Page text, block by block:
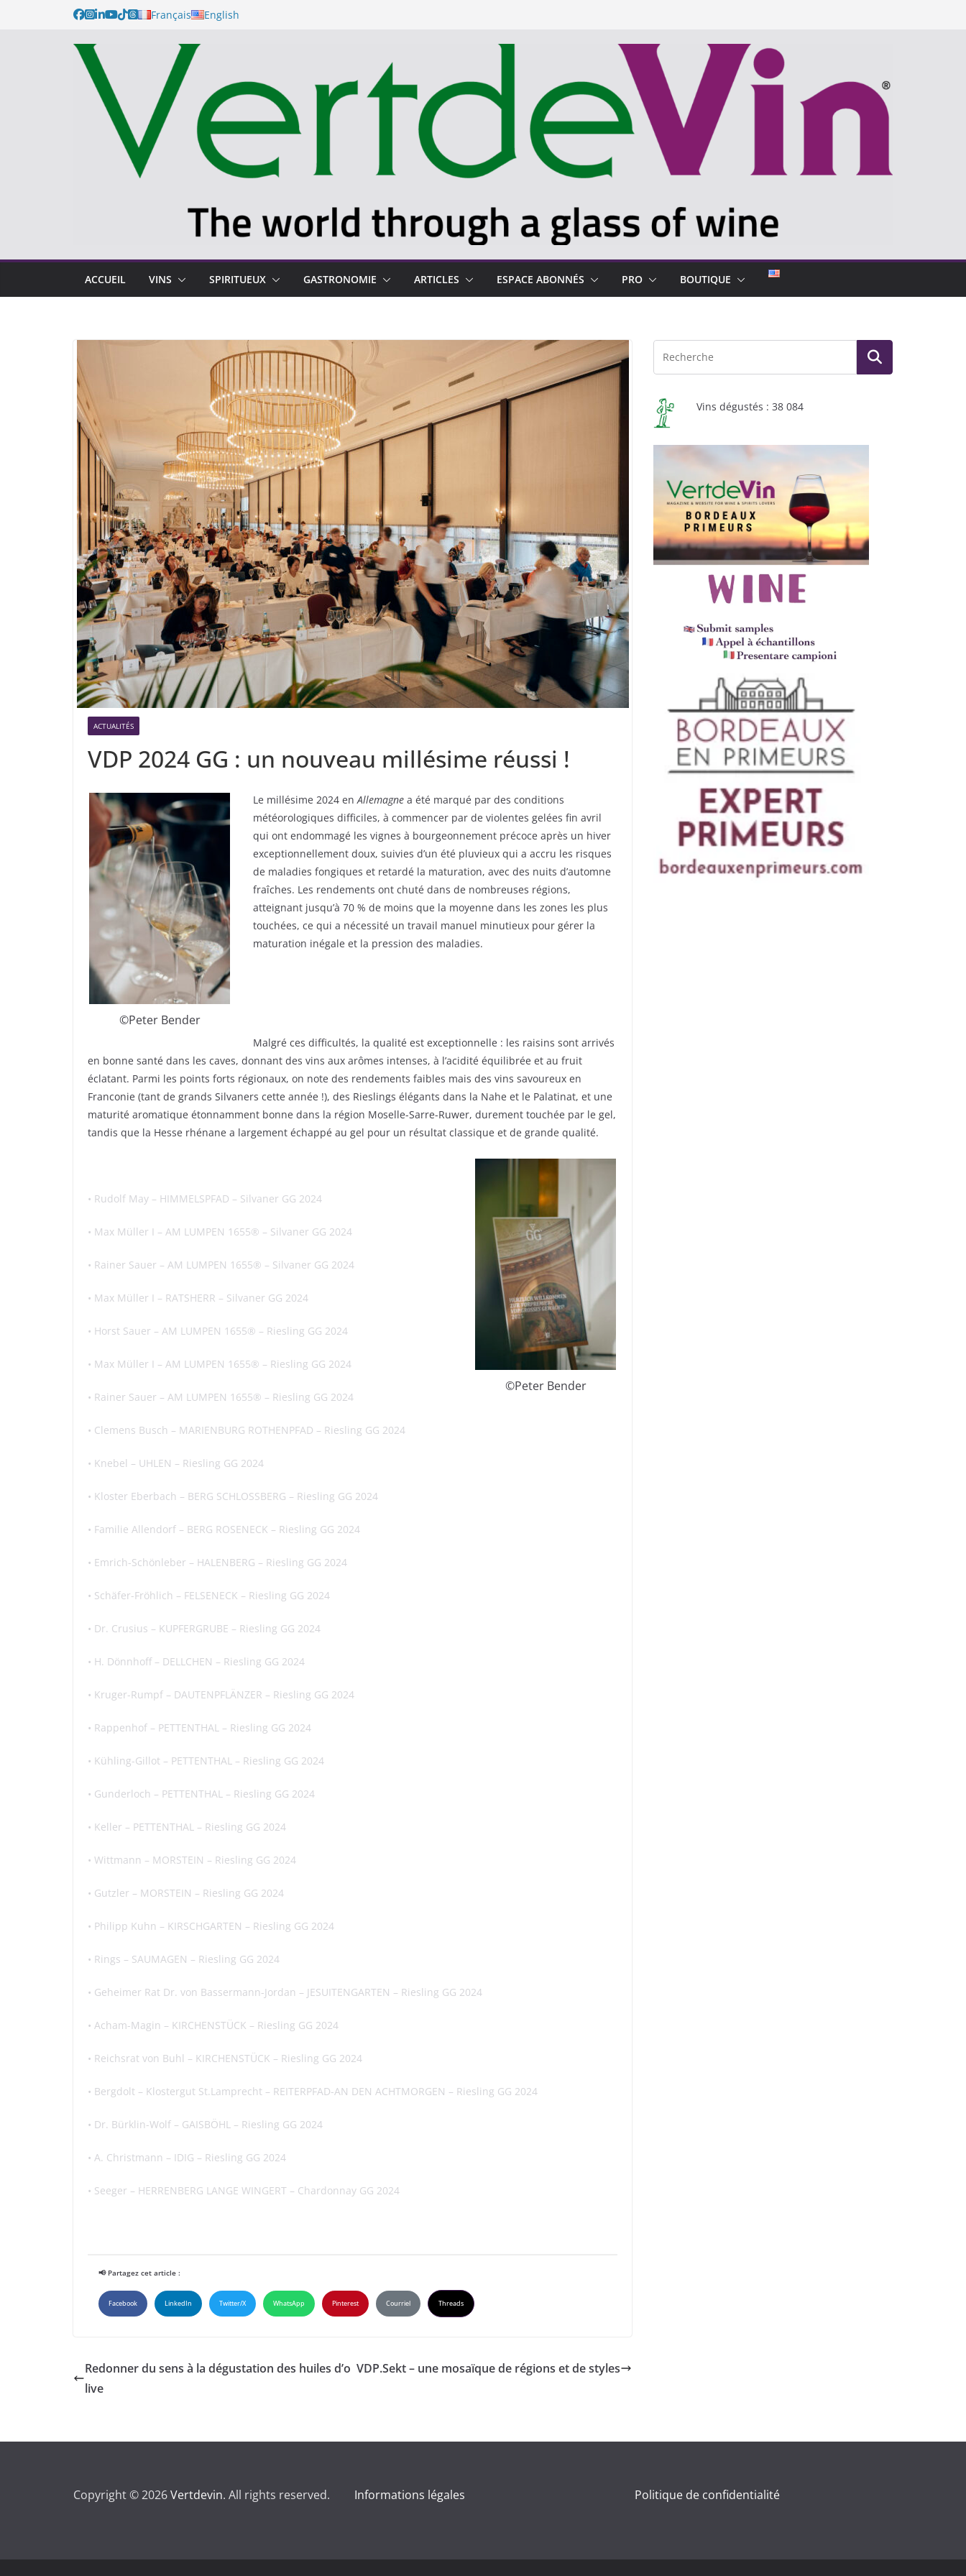
Français English
ACCUEIL VINS SPIRITUEUX GASTRONOMIE ARTICLES ESPACE ABONNÉS PRO BOUTIQUE
ACTUALITÉS
VDP 2024 GG : un nouveau millésime réussi !
©️Peter Bender
Le millésime 2024 enAllemagne a été marqué par des conditions
météorologiques difficiles, à commencer par de violentes gelées fin avril
qui ont endommagé les vignes à bourgeonnement précoce après un hiver
exceptionnellement doux, suivies d’un été pluvieux qui a accru les risques
de maladies fongiques et retardé la maturation, avec des nuits d’automne
fraîches. Les rendements ont chuté dans de nombreuses régions,
atteignant jusqu’à 70 % de moins que la moyenne dans les zones les plus
touchées, ce qui a nécessité un travail manuel minutieux pour gérer la
maturation inégale et la pression des maladies.
Malgré ces difficultés, la qualité est exceptionnelle : les raisins sont arrivés
en bonne santé dans les caves, donnant des vins aux arômes intenses, à l’acidité équilibrée et au fruit
éclatant. Parmi les points forts régionaux, on note des rendements faibles mais des vins savoureux en
Franconie (tant de grands Silvaners cette année !), des Rieslings élégants dans la Nahe et le Palatinat, et une
maturité aromatique étonnamment bonne dans la région Moselle-Sarre-Ruwer, durement touchée par le gel,
tandis que la Hesse rhénane a largement échappé au gel pour un résultat classique et de grande qualité.
©️Peter Bender
• Rudolf May – HIMMELSPFAD – Silvaner GG 2024
• Max Müller I – AM LUMPEN 1655® – Silvaner GG 2024
• Rainer Sauer – AM LUMPEN 1655® – Silvaner GG 2024
• Max Müller I – RATSHERR – Silvaner GG 2024
• Horst Sauer – AM LUMPEN 1655® – Riesling GG 2024
• Max Müller I – AM LUMPEN 1655® – Riesling GG 2024
• Rainer Sauer – AM LUMPEN 1655® – Riesling GG 2024
• Clemens Busch – MARIENBURG ROTHENPFAD – Riesling GG 2024
• Knebel – UHLEN – Riesling GG 2024
• Kloster Eberbach – BERG SCHLOSSBERG – Riesling GG 2024
• Familie Allendorf – BERG ROSENECK – Riesling GG 2024
• Emrich-Schönleber – HALENBERG – Riesling GG 2024
• Schäfer-Fröhlich – FELSENECK – Riesling GG 2024
• Dr. Crusius – KUPFERGRUBE – Riesling GG 2024
• H. Dönnhoff– DELLCHEN – Riesling GG 2024
• Kruger-Rumpf – DAUTENPFLÄNZER – Riesling GG 2024
• Rappenhof – PETTENTHAL – Riesling GG 2024
• Kühling-Gillot – PETTENTHAL – Riesling GG 2024
• Gunderloch – PETTENTHAL – Riesling GG 2024
• Keller – PETTENTHAL – Riesling GG 2024
• Wittmann – MORSTEIN – Riesling GG 2024
• Gutzler – MORSTEIN – Riesling GG 2024
• Philipp Kuhn – KIRSCHGARTEN – Riesling GG 2024
• Rings – SAUMAGEN – Riesling GG 2024
• Geheimer Rat Dr. von Bassermann-Jordan – JESUITENGARTEN – Riesling GG 2024
• Acham-Magin – KIRCHENSTÜCK – Riesling GG 2024
• Reichsrat von Buhl – KIRCHENSTÜCK – Riesling GG 2024
• Bergdolt – Klostergut St.Lamprecht – REITERPFAD-AN DEN ACHTMORGEN – Riesling GG 2024
• Dr. Bürklin-Wolf – GAISBÖHL – Riesling GG 2024
• A. Christmann – IDIG – Riesling GG 2024
• Seeger – HERRENBERG LANGE WINGERT – Chardonnay GG 2024
📢 Partagez cet article :
Facebook LinkedIn Twitter/X WhatsApp Pinterest Courriel Threads
Redonner du sens à la dégustation des huiles d’o
live
VDP.Sekt – une mosaïque de régions et de styles
Vins dégustés : 38 084
Copyright © 2026Vertdevin. All rights reserved. Informations légales Politique de confidentialité